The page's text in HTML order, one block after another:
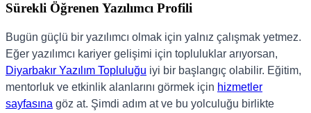
Sürekli Öğrenen Yazılımcı Profili
Bugün güçlü bir yazılımcı olmak için yalnız çalışmak yetmez.
Eğer yazılımcı kariyer gelişimi için topluluklar arıyorsan,
Diyarbakır Yazılım Topluluğu iyi bir başlangıç olabilir. Eğitim,
mentorluk ve etkinlik alanlarını görmek için hizmetler
sayfasına göz at. Şimdi adım at ve bu yolculuğu birlikte